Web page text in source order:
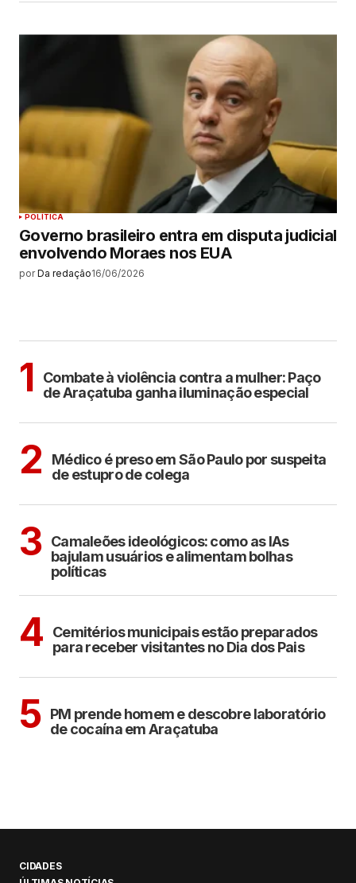
POLÍTICA
Governo brasileiro entra em disputa judicial
envolvendo Moraes nos EUA
por Da redação16/06/2026
1
Combate à violência contra a mulher: Paço
de Araçatuba ganha iluminação especial
2
Médico é preso em São Paulo por suspeita
de estupro de colega
3 Camaleões ideológicos: como as IAs
bajulam usuários e alimentam bolhas
políticas
4
Cemitérios municipais estão preparados
para receber visitantes no Dia dos Pais
5 PM prende homem e descobre laboratório
de cocaína em Araçatuba
CIDADES